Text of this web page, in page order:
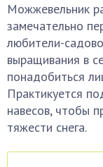
Можжевельник
замечательно
любители-
выращивания в
понадобиться
Практикуется
навесов, чтобы
тяжести снега.